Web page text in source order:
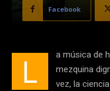
Facebook
L
a música de
mezquina
vez, la